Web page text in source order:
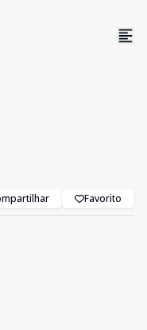
Favorito